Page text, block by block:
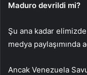
Maduro devrildi mi?
Şu ana kadar
medya paylaşımında
Ancak Venezuela